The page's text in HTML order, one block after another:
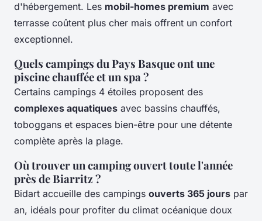
d'hébergement. Les mobil-homes premium avec
terrasse coûtent plus cher mais offrent un confort
exceptionnel.
Quels campings du Pays Basque ont une
piscine chauffée et un spa ?
Certains campings 4 étoiles proposent des
complexes aquatiques avec bassins chauffés,
toboggans et espaces bien-être pour une détente
complète après la plage.
Où trouver un camping ouvert toute l'année
près de Biarritz ?
Bidart accueille des campings ouverts 365 jours par
an, idéals pour profiter du climat océanique doux